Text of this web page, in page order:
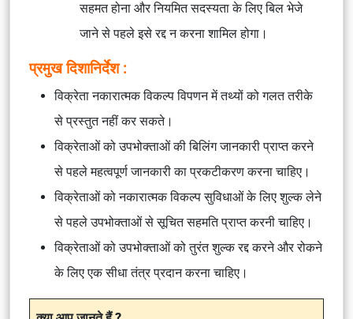
सहमत होना और नियमित सदस्यता के लिए बिल भेजे
जाने से पहले इसे रद्द न करना शामिल होगा।
प्रमुख दिशानिर्देश :
विक्रेता नकारात्मक विकल्प विपणन में तथ्यों को गलत तरीके
से प्रस्तुत नहीं कर सकते।
विक्रेताओं को उपभोक्ताओं की बिलिंग जानकारी प्राप्त करने
से पहले महत्वपूर्ण जानकारी का प्रकटीकरण करना चाहिए।
विक्रेताओं को नकारात्मक विकल्प सुविधाओं के लिए शुल्क लेने
से पहले उपभोक्ताओं से सूचित सहमति प्राप्त करनी चाहिए।
विक्रेताओं को उपभोक्ताओं को तुरंत शुल्क रद्द करने और रोकने
के लिए एक सीधा तंत्र प्रदान करना चाहिए।